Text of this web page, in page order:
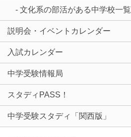
- 文化系の部活がある中学校一覧
説明会・イベントカレンダー
入試カレンダー
中学受験情報局
スタディPASS！
中学受験スタディ「関西版」